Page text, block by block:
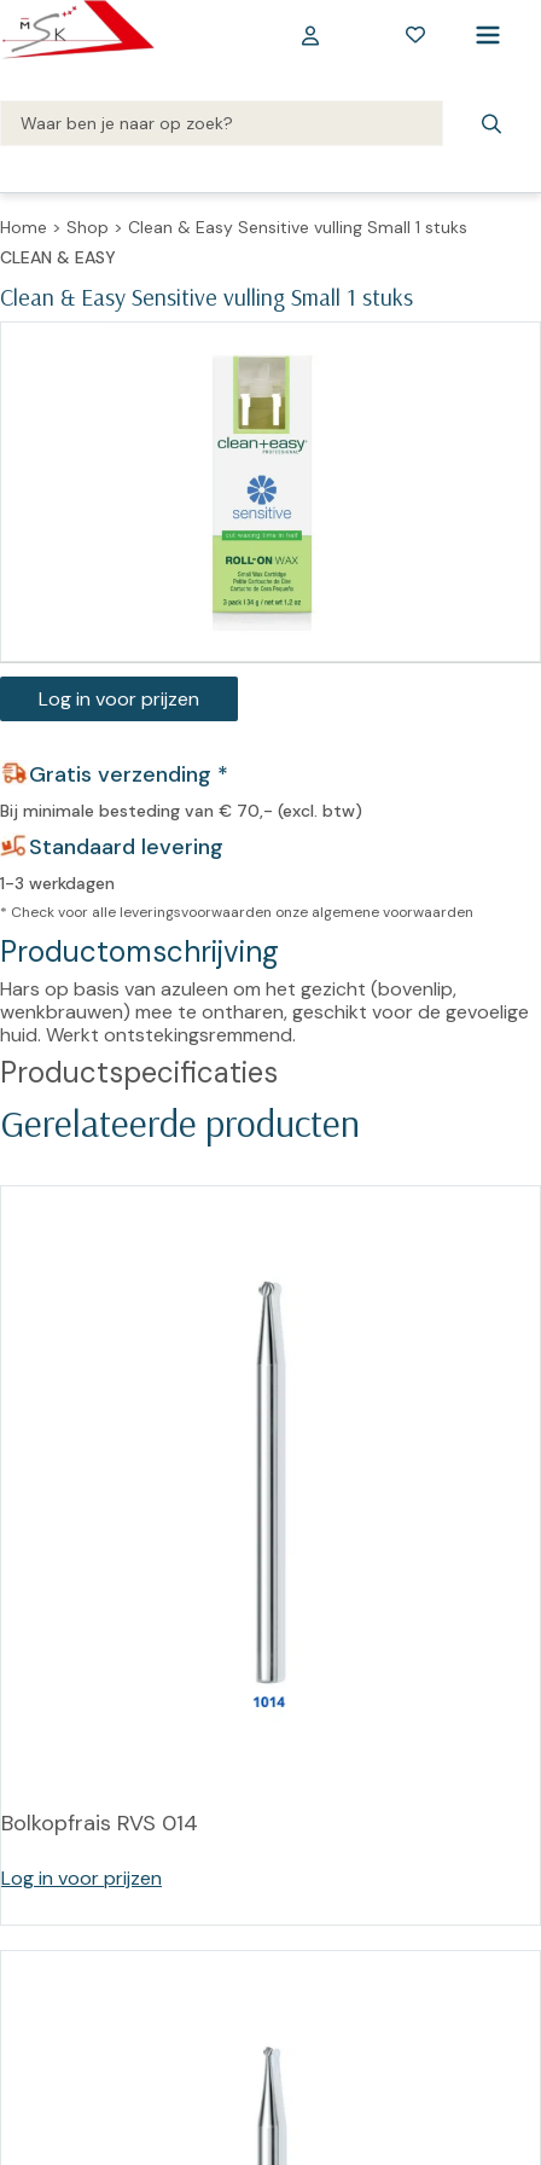
Home > Shop > Clean & Easy Sensitive vulling Small 1 stuks
Clean & Easy Sensitive vulling Small 1 stuks
CLEAN & EASY
Log in voor prijzen
Gratis verzending *
Bij minimale besteding van € 70,- (excl. btw)
Standaard levering
1-3 werkdagen
* Check voor alle leveringsvoorwaarden onze algemene voorwaarden
Productomschrijving
Hars op basis van azuleen om het gezicht (bovenlip,
wenkbrauwen) mee te ontharen, geschikt voor de gevoelige
huid. Werkt ontstekingsremmend.
Productspecificaties
Gerelateerde producten
Bolkopfrais RVS 014
Log in voor prijzen